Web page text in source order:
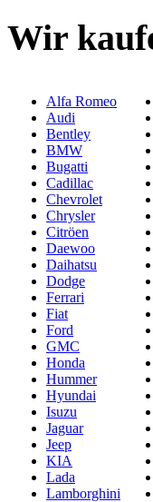
Wir
Alfa Romeo
Audi
Bentley
BMW
Bugatti
Cadillac
Chevrolet
Chrysler
Citröen
Daewoo
Daihatsu
Dodge
Ferrari
Fiat
Ford
GMC
Honda
Hummer
Hyundai
Isuzu
Jaguar
Jeep
KIA
Lada
Lamborghini